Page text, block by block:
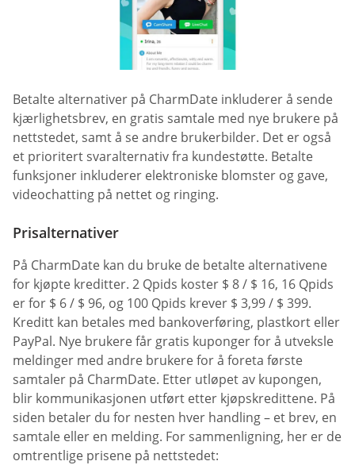
Betalte alternativer på CharmDate inkluderer å sende
kjærlighetsbrev, en gratis samtale med nye brukere på
nettstedet, samt å se andre brukerbilder. Det er også
et prioritert svaralternativ fra kundestøtte. Betalte
funksjoner inkluderer elektroniske blomster og gave,
videochatting på nettet og ringing.
Prisalternativer
På CharmDate kan du bruke de betalte alternativene
for kjøpte kreditter. 2 Qpids koster $ 8 / $ 16, 16 Qpids
er for $ 6 / $ 96, og 100 Qpids krever $ 3,99 / $ 399.
Kreditt kan betales med bankoverføring, plastkort eller
PayPal. Nye brukere får gratis kuponger for å utveksle
meldinger med andre brukere for å foreta første
samtaler på CharmDate. Etter utløpet av kupongen,
blir kommunikasjonen utført etter kjøpskredittene. På
siden betaler du for nesten hver handling – et brev, en
samtale eller en melding. For sammenligning, her er de
omtrentlige prisene på nettstedet: